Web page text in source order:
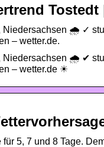
Tostedt
Niedersachsen 🌧️ ✓
– wetter.de.
Niedersachsen 🌧️ ✔
– wetter.de ☀
5, 7 und 8 Tage.